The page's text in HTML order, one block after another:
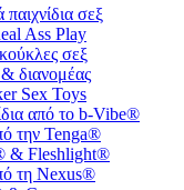
σεξ
Ass Play
σεξ
διανομέας
Sex Toys
από το b-Vibe®
την Tenga®
& Fleshlight®
τη Nexus®